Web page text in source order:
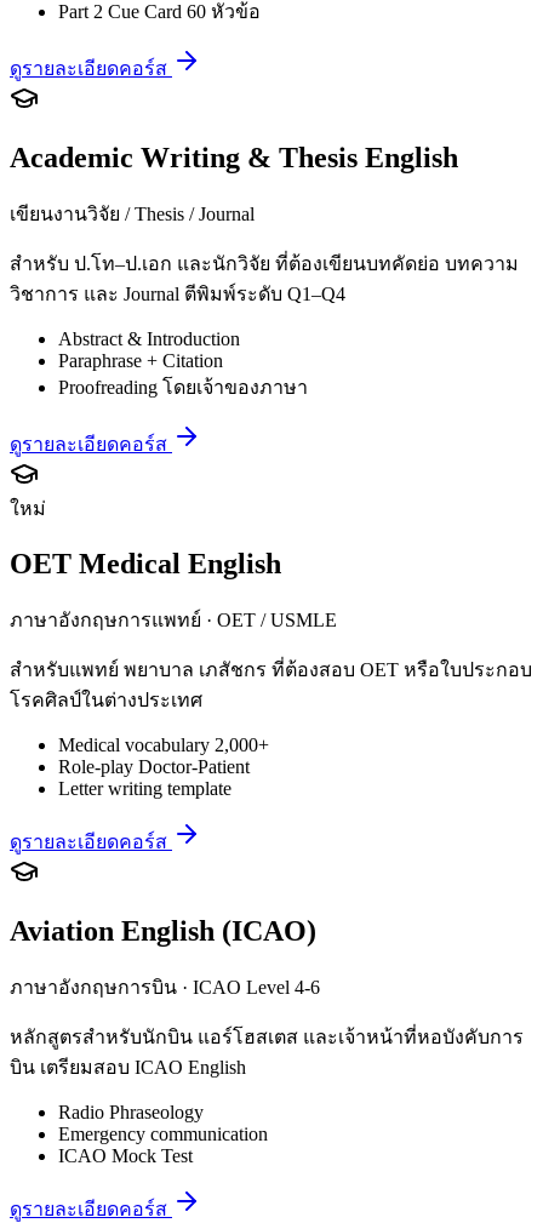
Part 2 Cue Card 60 หัวข้อ
ดูรายละเอียดคอร์ส
Academic Writing & Thesis English
เขียนงานวิจัย / Thesis / Journal
สำหรับ ป.โท–ป.เอก และนักวิจัย ที่ต้องเขียนบทคัดย่อ บทความ
วิชาการ และ Journal ตีพิมพ์ระดับ Q1–Q4
Abstract & Introduction
Paraphrase + Citation
Proofreading โดยเจ้าของภาษา
ดูรายละเอียดคอร์ส
ใหม่
OET Medical English
ภาษาอังกฤษการแพทย์ · OET / USMLE
สำหรับแพทย์ พยาบาล เภสัชกร ที่ต้องสอบ OET หรือใบประกอบ
โรคศิลป์ในต่างประเทศ
Medical vocabulary 2,000+
Role-play Doctor-Patient
Letter writing template
ดูรายละเอียดคอร์ส
Aviation English (ICAO)
ภาษาอังกฤษการบิน · ICAO Level 4-6
หลักสูตรสำหรับนักบิน แอร์โฮสเตส และเจ้าหน้าที่หอบังคับการ
บิน เตรียมสอบ ICAO English
Radio Phraseology
Emergency communication
ICAO Mock Test
ดูรายละเอียดคอร์ส